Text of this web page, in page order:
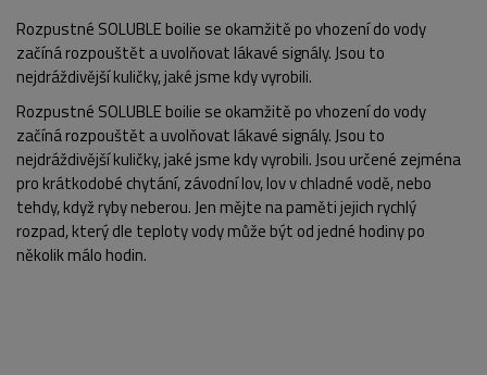
Rozpustné SOLUBLE boilie se okamžitě po vhození do vody
začíná rozpouštět a uvolňovat lákavé signály. Jsou to
nejdráždivější kuličky, jaké jsme kdy vyrobili.
Rozpustné SOLUBLE boilie se okamžitě po vhození do vody
začíná rozpouštět a uvolňovat lákavé signály. Jsou to
nejdráždivější kuličky, jaké jsme kdy vyrobili. Jsou určené zejména
pro krátkodobé chytání, závodní lov, lov v chladné vodě, nebo
tehdy, když ryby neberou. Jen mějte na paměti jejich rychlý
rozpad, který dle teploty vody může být od jedné hodiny po
několik málo hodin.